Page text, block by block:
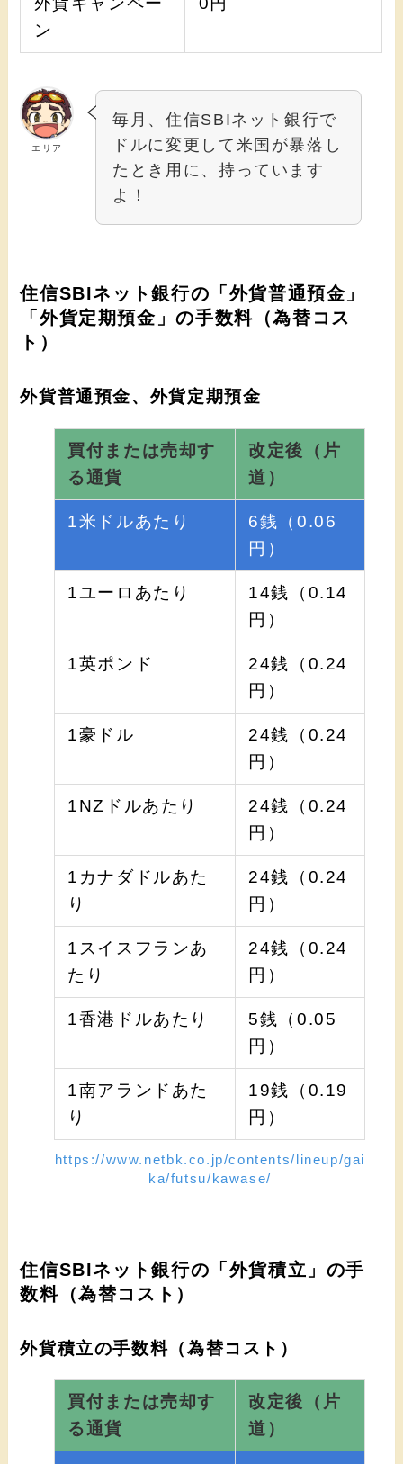
ン
エリア
毎月、住信SBIネット銀行で
ドルに変更して米国が暴落し
たとき用に、持っています
よ！
住信SBIネット銀行の「外貨普通預金」
「外貨定期預金」の手数料（為替コス
ト）
外貨普通預金、外貨定期預金
買付または売却す
る通貨
改定後（片
道）
1米ドルあたり
6銭（0.06
円）
1ユーロあたり
14銭（0.14
円）
1英ポンド
24銭（0.24
円）
1豪ドル
24銭（0.24
円）
1NZドルあたり
24銭（0.24
円）
1カナダドルあた
り
24銭（0.24
円）
1スイスフランあ
たり
24銭（0.24
円）
1香港ドルあたり
5銭（0.05
円）
1南アランドあた
り
19銭（0.19
円）
https://www.netbk.co.jp/contents/lineup/gai
ka/futsu/kawase/
住信SBIネット銀行の「外貨積立」の手
数料（為替コスト）
外貨積立の手数料（為替コスト）
買付または売却す
る通貨
改定後（片
道）